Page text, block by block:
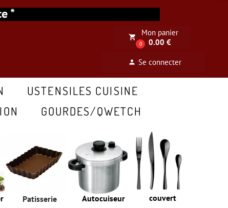
person Se connecter
couvert
USTENSILES CUISINE
GOURDES/QWETCH
local_grocery_store
0
Mon panier
0.00 €
*
Patisserie Autocuiseur